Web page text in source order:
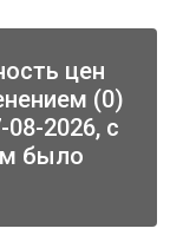
цен
(0)
2026, с
было